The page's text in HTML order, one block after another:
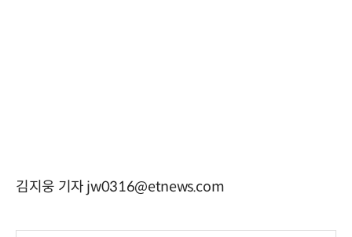
김지웅 기자 jw0316@etnews.com